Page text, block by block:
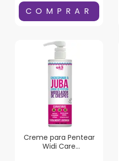
Creme para Pentear
Widi Care